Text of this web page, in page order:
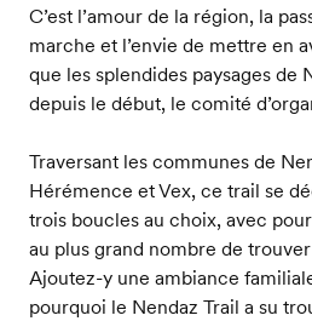
C’est l’amour de la région, la
marche et l’envie de mettre en
que les splendides paysages de
depuis le début, le comité
Traversant les communes de
Hérémence et Vex, ce trail se
trois boucles au choix, avec
au plus grand nombre de
Ajoutez-y une ambiance
pourquoi le Nendaz Trail a su